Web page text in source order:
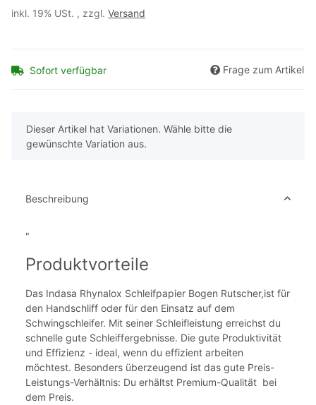
inkl. 19% USt. , zzgl. Versand
Sofort verfügbar Frage zum Artikel
x
Dieser Artikel hat Variationen. Wähle bitte die
gewünschte Variation aus.
Beschreibung
"
Produktvorteile
Das Indasa Rhynalox Schleifpapier Bogen Rutscher,ist für
den Handschliff oder für den Einsatz auf dem
Schwingschleifer. Mit seiner Schleifleistung erreichst du
schnelle gute Schleiffergebnisse. Die gute Produktivität
und Effizienz - ideal, wenn du effizient arbeiten
möchtest. Besonders überzeugend ist das gute Preis-
Leistungs-Verhältnis: Du erhältst Premium-Qualität bei
dem Preis.